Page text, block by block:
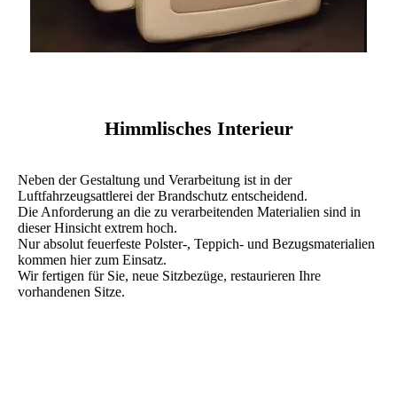
Himmlisches Interieur
Neben der Gestaltung und Verarbeitung ist in der
Luftfahrzeugsattlerei der Brandschutz entscheidend.
Die Anforderung an die zu verarbeitenden Materialien sind in
dieser Hinsicht extrem hoch.
Nur absolut feuerfeste Polster-, Teppich- und Bezugsmaterialien
kommen hier zum Einsatz.
Wir fertigen für Sie, neue Sitzbezüge, restaurieren Ihre
vorhandenen Sitze.